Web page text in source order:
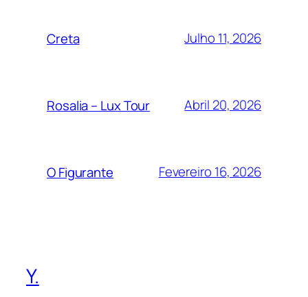
Creta Julho 11, 2026
Rosalia – Lux Tour Abril 20, 2026
O Figurante Fevereiro 16, 2026
Y.